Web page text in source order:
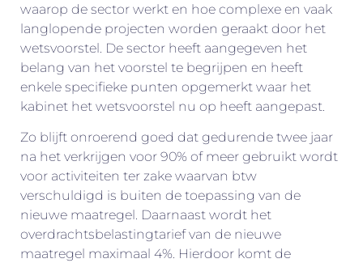
waarop de sector werkt en hoe complexe en vaak
langlopende projecten worden geraakt door het
wetsvoorstel. De sector heeft aangegeven het
belang van het voorstel te begrijpen en heeft
enkele specifieke punten opgemerkt waar het
kabinet het wetsvoorstel nu op heeft aangepast.
Zo blijft onroerend goed dat gedurende twee jaar
na het verkrijgen voor 90% of meer gebruikt wordt
voor activiteiten ter zake waarvan btw
verschuldigd is buiten de toepassing van de
nieuwe maatregel. Daarnaast wordt het
overdrachtsbelastingtarief van de nieuwe
maatregel maximaal 4%. Hierdoor komt de